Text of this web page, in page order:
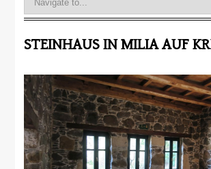
STEINHAUS IN MILIA AUF